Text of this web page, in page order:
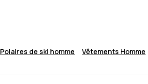
Polaires de ski homme Vêtements Homme